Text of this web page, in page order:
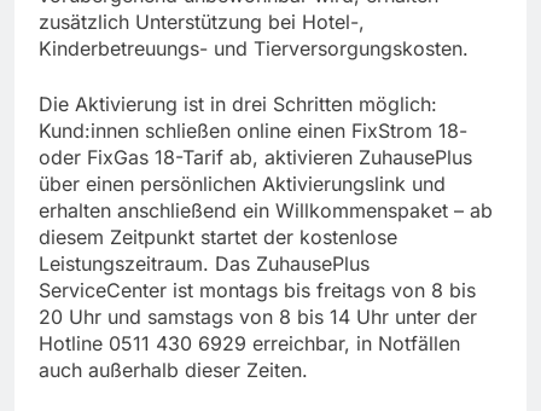
zusätzlich Unterstützung bei Hotel-,
Kinderbetreuungs- und Tierversorgungskosten.
Die Aktivierung ist in drei Schritten möglich:
Kund:innen schließen online einen FixStrom 18-
oder FixGas 18-Tarif ab, aktivieren ZuhausePlus
über einen persönlichen Aktivierungslink und
erhalten anschließend ein Willkommenspaket – ab
diesem Zeitpunkt startet der kostenlose
Leistungszeitraum. Das ZuhausePlus
ServiceCenter ist montags bis freitags von 8 bis
20 Uhr und samstags von 8 bis 14 Uhr unter der
Hotline 0511 430 6929 erreichbar, in Notfällen
auch außerhalb dieser Zeiten.